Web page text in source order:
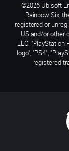
©2026 Ubisoft
Rainbow Six,
registered or
US and/or other
LLC. "PlayStation
logo", "PS4",
registered